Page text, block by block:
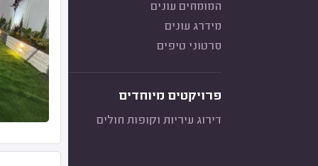
המומחים עונים
מידרג עונים
סרטוני טיפים
פרויקטים מיוחדים
דירוג עיריות וקופות חולים